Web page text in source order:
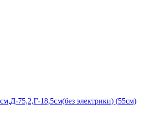
75,2,Г-18,5см(без электрики) (55см)